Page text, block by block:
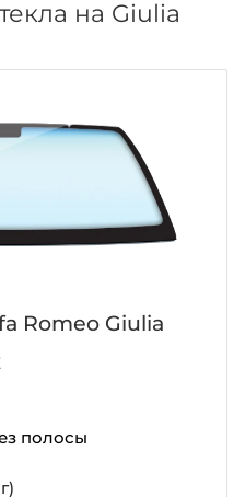
на Giulia
Romeo Giulia
полосы